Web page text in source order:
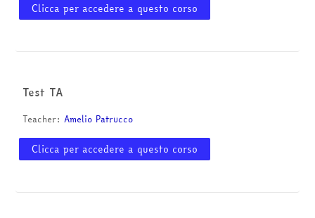
Clicca per accedere a questo corso
Test TA
Teacher:Amelio Patrucco
Clicca per accedere a questo corso